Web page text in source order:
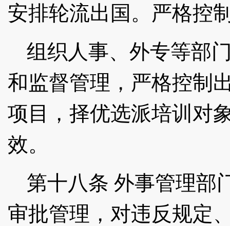
安排轮流出国。严格控
组织人事、外专等部
和监督管理，严格控制
项目，择优选派培训对
效。
第十八条 外事管理部
审批管理，对违反规定